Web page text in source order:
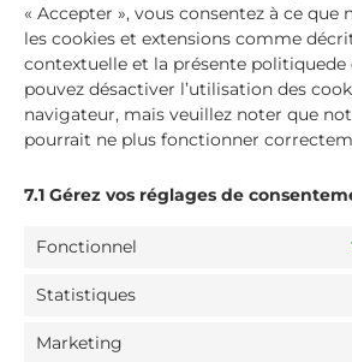
« Accepter », vous consentez à ce que
les cookies et extensions comme
contextuelle et la présente politiquede
pouvez désactiver l’utilisation des
navigateur, mais veuillez noter que
pourrait ne plus fonctionner
7.1 Gérez vos réglages de
Fonctionnel
Statistiques
Marketing